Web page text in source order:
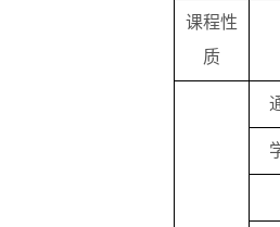
课程性
质